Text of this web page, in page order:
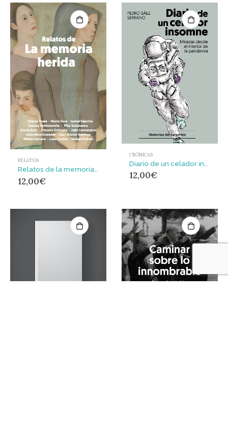
RELATOS
Relatos de la memoria herida
12,00€
CRÓNICAS
12,00€